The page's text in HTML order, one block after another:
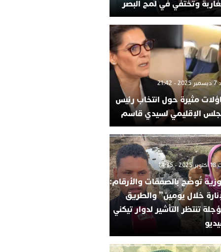
وتختفي في لمح البصر
مثيرة حول انتخاب رئيس
الإقليمي لسيدي قاسم
- 14:35
تُوضّح بالصفقات والأرقام:
خلال يومين” والطريق
تنتظر التأشير لدوار تيكني